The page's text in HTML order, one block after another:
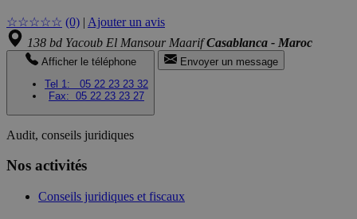
☆☆☆☆☆ (0) | Ajouter un avis
138 bd Yacoub El Mansour MaarifCasablanca - Maroc
Afficher le téléphone
Tel 1:
05 22 23 23 32
Fax: 05 22 23 23 27
Envoyer un message
Audit, conseils juridiques
Nos activités
Conseils juridiques et fiscaux